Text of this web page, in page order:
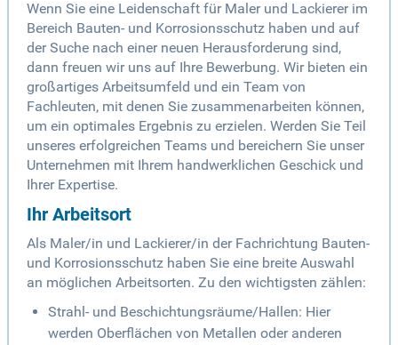
Wenn Sie eine Leidenschaft für Maler und Lackierer im
Bereich Bauten- und Korrosionsschutz haben und auf
der Suche nach einer neuen Herausforderung sind,
dann freuen wir uns auf Ihre Bewerbung. Wir bieten ein
großartiges Arbeitsumfeld und ein Team von
Fachleuten, mit denen Sie zusammenarbeiten können,
um ein optimales Ergebnis zu erzielen. Werden Sie Teil
unseres erfolgreichen Teams und bereichern Sie unser
Unternehmen mit Ihrem handwerklichen Geschick und
Ihrer Expertise.
Ihr Arbeitsort
Als Maler/in und Lackierer/in der Fachrichtung Bauten-
und Korrosionsschutz haben Sie eine breite Auswahl
an möglichen Arbeitsorten. Zu den wichtigsten zählen:
Strahl- und Beschichtungsräume/Hallen: Hier
werden Oberflächen von Metallen oder anderen